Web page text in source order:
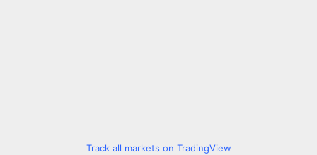
Track all markets on TradingView